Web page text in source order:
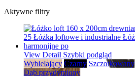
Aktywne filtry
View Detail Szybki podgląd
Wybielający Czarny Szczotkowany
Dąb przydymiony